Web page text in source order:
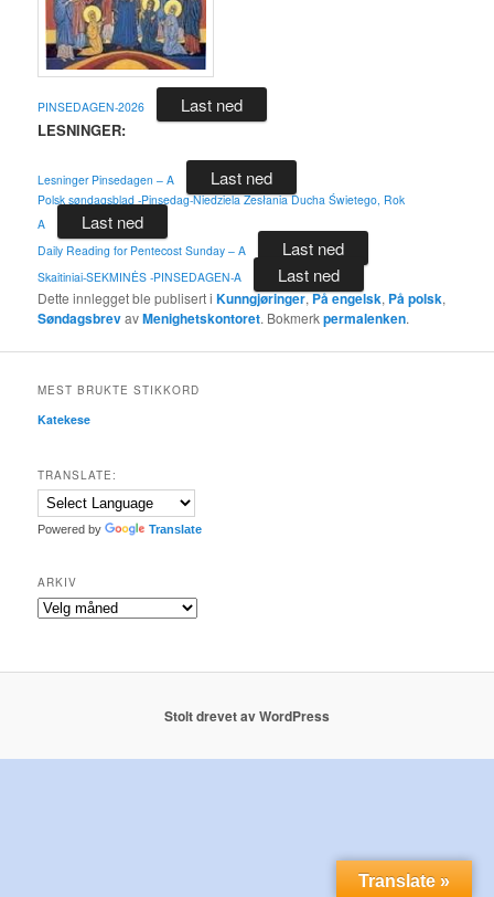
PINSEDAGEN-2026 Last ned
LESNINGER:
Lesninger Pinsedagen – A Last ned
Polsk søndagsblad -Pinsedag-Niedziela Zesłania Ducha Świetego, Rok
A
Last ned
Daily Reading for Pentecost Sunday – A Last ned
Skaitiniai-SEKMINĖS -PINSEDAGEN-A Last ned
Dette innlegget ble publisert iKunngjøringer,På engelsk, På polsk,
SøndagsbrevavMenighetskontoret. Bokmerkpermalenken.
MEST BRUKTE STIKKORD
Katekese
TRANSLATE:
Powered by Translate
ARKIV
Arkiv
Stolt drevet av WordPress
Translate »